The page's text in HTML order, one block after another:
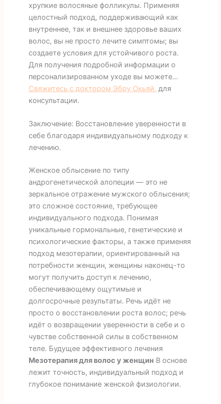
хрупкие волосяные фолликулы. Применяя
целостный подход, поддерживающий как
внутреннее, так и внешнее здоровье ваших
волос, вы не просто лечите симптомы; вы
создаете условия для устойчивого роста.
Для получения подробной информации о
персонализированном уходе вы можете...
Свяжитесь с доктором Эбру Окьяй. для
консультации.
Заключение: Восстановление уверенности в
себе благодаря индивидуальному подходу к
лечению.
Женское облысение по типу
андрогенетической алопеции — это не
зеркальное отражение мужского облысения;
это сложное состояние, требующее
индивидуального подхода. Понимая
уникальные гормональные, генетические и
психологические факторы, а также применяя
подход мезотерапии, ориентированный на
потребности женщин, женщины наконец-то
могут получить доступ к лечению,
обеспечивающему ощутимые и
долгосрочные результаты. Речь идёт не
просто о восстановлении роста волос; речь
идёт о возвращении уверенности в себе и о
чувстве собственной силы в собственном
теле. Будущее эффективного лечения
Мезотерапия для волос у женщин В основе
лежит точность, индивидуальный подход и
глубокое понимание женской физиологии.